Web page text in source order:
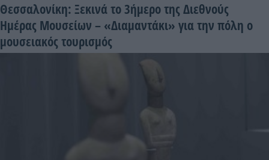
Θεσσαλονίκη: Ξεκινά το 3ήμερο της Διεθνούς
Ημέρας Μουσείων – «Διαμαντάκι» για την πόλη ο
μουσειακός τουρισμός